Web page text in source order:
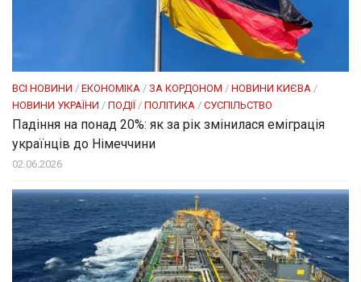
ВСІ НОВИНИ / ЕКОНОМІКА / ЗА КОРДОНОМ / НОВИНИ КИЄВА /
НОВИНИ УКРАЇНИ / ПОДІЇ / ПОЛІТИКА / СУСПІЛЬСТВО
Падіння на понад 20%: як за рік змінилася еміграція
українців до Німеччини
02.06.2026